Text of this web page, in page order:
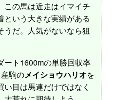
この馬は近走はイマイチ
という大きな実績がある
うだ。人気がないなら狙
ト1600mの単勝回収率
駒のメイショウハリオを
目は馬連だけではなく